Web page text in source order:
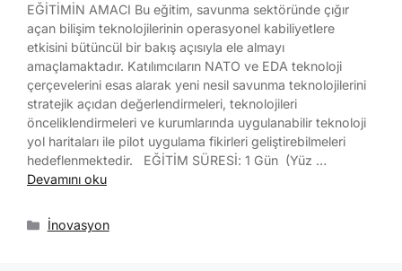
EĞİTİMİN AMACI Bu eğitim, savunma sektöründe çığır
açan bilişim teknolojilerinin operasyonel kabiliyetlere
etkisini bütüncül bir bakış açısıyla ele almayı
amaçlamaktadır. Katılımcıların NATO ve EDA teknoloji
çerçevelerini esas alarak yeni nesil savunma teknolojilerini
stratejik açıdan değerlendirmeleri, teknolojileri
önceliklendirmeleri ve kurumlarında uygulanabilir teknoloji
yol haritaları ile pilot uygulama fikirleri geliştirebilmeleri
hedeflenmektedir. EĞİTİM SÜRESİ: 1 Gün (Yüz …
Devamını oku
İnovasyon